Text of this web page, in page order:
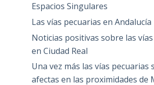
Espacios Singulares
Las vías pecuarias en Andalucía
Noticias positivas sobre las
en Ciudad Real
Una vez más las vías pecuarias
afectas en las proximidades de